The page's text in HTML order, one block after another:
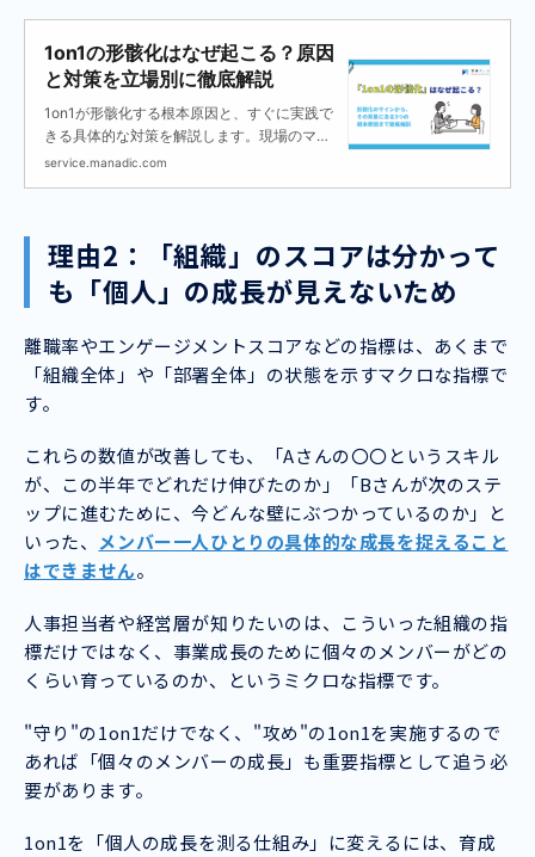
1on1の形骸化はなぜ起こる？原因
と対策を立場別に徹底解説
1on1が形骸化する根本原因と、すぐに実践で
きる具体的な対策を解説します。現場のマネ
ージャー、制度に悩む人事、組織課題を抱え
service.manadic.com
理由2：「組織」のスコアは分かって
も「個人」の成長が見えないため
離職率やエンゲージメントスコアなどの指標は、あくまで
「組織全体」や「部署全体」の状態を示すマクロな指標で
す。
これらの数値が改善しても、「Aさんの〇〇というスキル
が、この半年でどれだけ伸びたのか」「Bさんが次のステ
ップに進むために、今どんな壁にぶつかっているのか」と
いった、 メンバー一人ひとりの具体的な成長を捉えること
はできません。
人事担当者や経営層が知りたいのは、こういった組織の指
標だけではなく、事業成長のために個々のメンバーがどの
くらい育っているのか、というミクロな指標です。
"守り"の1on1だけでなく、"攻め"の1on1を実施するので
あれば「個々のメンバーの成長」も重要指標として追う必
要があります。
1on1を「個人の成長を測る仕組み」に変えるには、育成